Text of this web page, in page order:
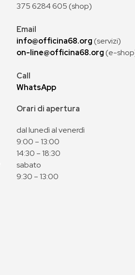
375 6284 605 (shop)
Email
info@officina68.org(servizi)
on-line@officina68.org(e-
Call
WhatsApp
Orari di apertura
dal lunedì al venerdì
9:00 – 13:00
14:30 – 18:30
sabato
9:30 – 13:00